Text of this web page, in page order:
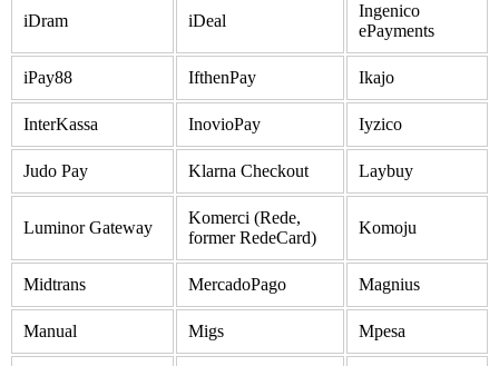
iDram iDeal
Ingenico
ePayments
iPay88 IfthenPay Ikajo
InterKassa InovioPay Iyzico
Judo Pay Klarna Checkout Laybuy
Luminor Gateway
Komerci (Rede,
former RedeCard)
Komoju
Midtrans MercadoPago Magnius
Manual Migs Mpesa